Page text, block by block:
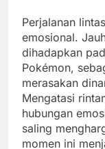
Perjalanan
emosional.
dihadapkan
Pokémon,
merasakan
Mengatasi
hubungan
saling
momen ini